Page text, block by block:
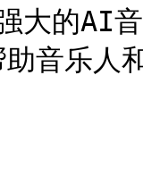
大的AI
音乐人